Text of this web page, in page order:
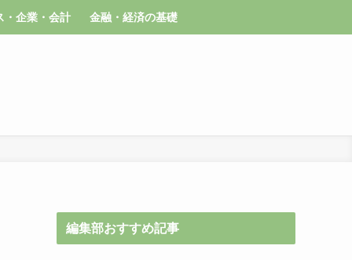
・企業・会計 金融・経済の基礎
編集部おすすめ記事